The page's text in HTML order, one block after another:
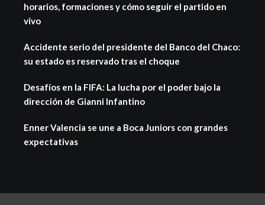
horarios, formaciones y cómo seguir el partido en
vivo
Accidente serio del presidente del Banco del Chaco:
su estado es reservado tras el choque
Desafíos en la FIFA: La lucha por el poder bajo la
dirección de Gianni Infantino
Enner Valencia se une a Boca Juniors con grandes
expectativas